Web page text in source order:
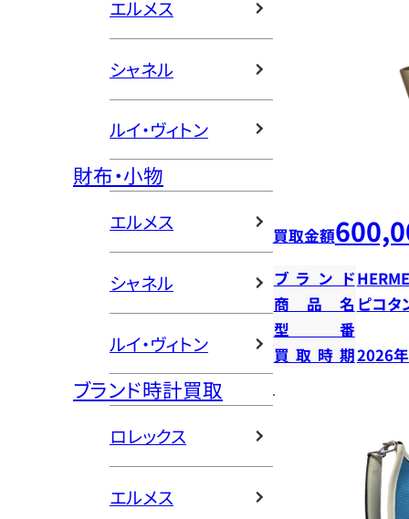
エルメス
シャネル
ルイ・ヴィトン
財布・小物
エルメス
シャネル
ルイ・ヴィトン
ブランド時計買取
ロレックス
エルメス
買取金額
ブランド
商品名 ピコタ
型番
買取時期2026